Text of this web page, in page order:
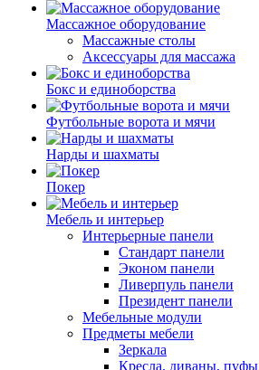
Массажное оборудование
Массажные столы
Аксессуары для массажа
Бокс и единоборства
Футбольные ворота и мячи
Нарды и шахматы
Покер
Мебель и интерьер
Интерьерные панели
Стандарт панели
Эконом панели
Ливерпуль панели
Президент панели
Мебельные модули
Предметы мебели
Зеркала
Кресла, диваны, пуфы